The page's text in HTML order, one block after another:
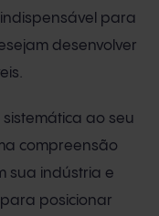
para
desenvolver
ao seu
compreensão
sua indústria e
posicionar